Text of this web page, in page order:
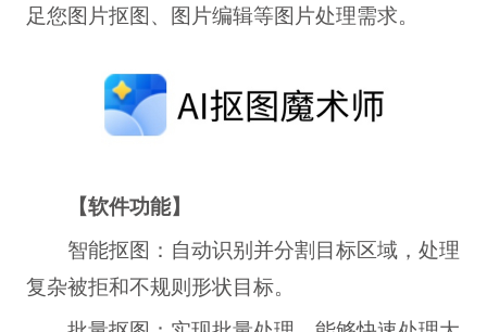
足您图片抠图、图片编辑等图片处理需求。
【软件功能】
智能抠图：自动识别并分割目标区域，处理
复杂被拒和不规则形状目标。